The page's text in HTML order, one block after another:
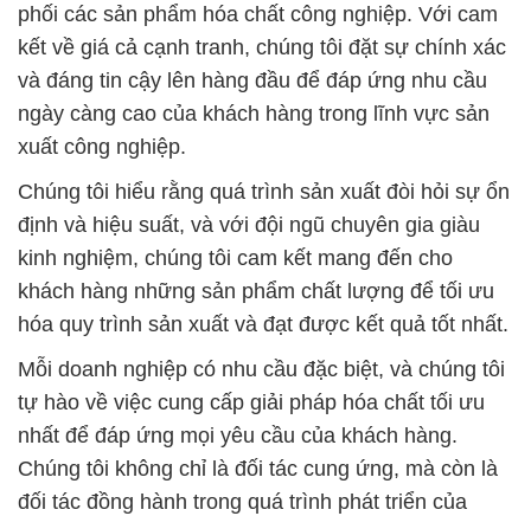
phối các sản phẩm hóa chất công nghiệp. Với cam
kết về giá cả cạnh tranh, chúng tôi đặt sự chính xác
và đáng tin cậy lên hàng đầu để đáp ứng nhu cầu
ngày càng cao của khách hàng trong lĩnh vực sản
xuất công nghiệp.
Chúng tôi hiểu rằng quá trình sản xuất đòi hỏi sự ổn
định và hiệu suất, và với đội ngũ chuyên gia giàu
kinh nghiệm, chúng tôi cam kết mang đến cho
khách hàng những sản phẩm chất lượng để tối ưu
hóa quy trình sản xuất và đạt được kết quả tốt nhất.
Mỗi doanh nghiệp có nhu cầu đặc biệt, và chúng tôi
tự hào về việc cung cấp giải pháp hóa chất tối ưu
nhất để đáp ứng mọi yêu cầu của khách hàng.
Chúng tôi không chỉ là đối tác cung ứng, mà còn là
đối tác đồng hành trong quá trình phát triển của